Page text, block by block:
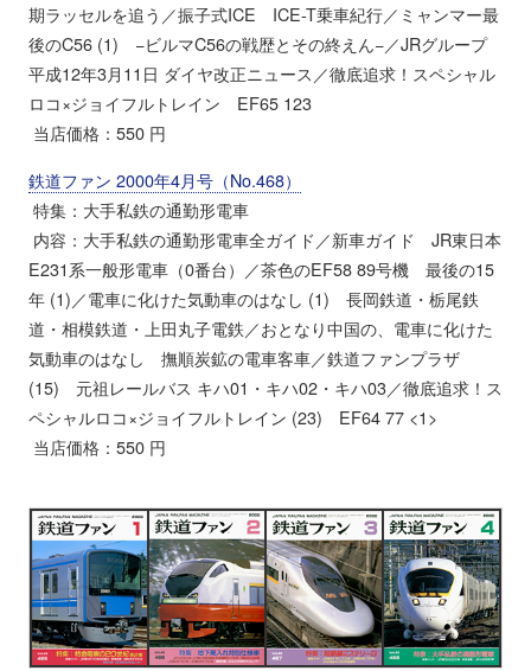
期ラッセルを追う／振子式ICE ICE-T乗車紀行／ミャンマー最
後のC56 (1) −ビルマC56の戦歴とその終えん−／JRグループ
平成12年3月11日 ダイヤ改正ニュース／徹底追求！スペシャル
ロコ×ジョイフルトレイン EF65 123
当店価格：550 円
鉄道ファン 2000年4月号（No.468）
特集：大手私鉄の通勤形電車
内容：大手私鉄の通勤形電車全ガイド／新車ガイド JR東日本
E231系一般形電車（0番台）／茶色のEF58 89号機 最後の15
年 (1)／電車に化けた気動車のはなし (1) 長岡鉄道・栃尾鉄
道・相模鉄道・上田丸子電鉄／おとなり中国の、電車に化けた
気動車のはなし 撫順炭鉱の電車客車／鉄道ファンプラザ
(15) 元祖レールバス キハ01・キハ02・キハ03／徹底追求！ス
ペシャルロコ×ジョイフルトレイン (23) EF64 77 <1>
当店価格：550 円